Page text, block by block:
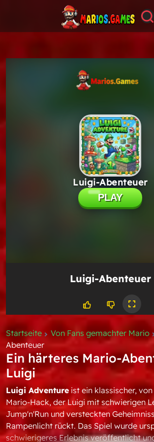
Luigi-Abenteuer
Startseite Von Fans gemachter Mario
Abenteuer
Ein härteres Mario-
Luigi
Luigi Adventure ist ein klassischer,
Mario-Hack, der Luigi mit schwierigen
Jump'n'Run und versteckten
Rampenlicht rückt. Das Spiel wurde
schwierigeres Erlebnis veröffentlicht